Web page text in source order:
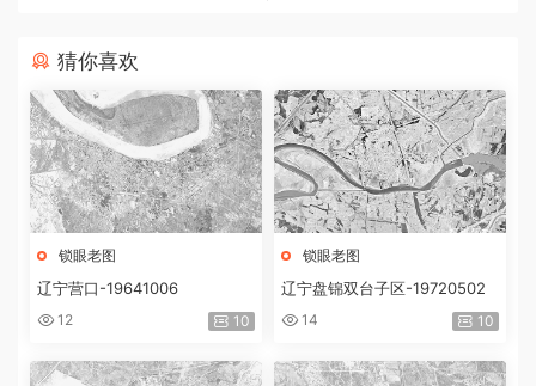
猜你喜欢
锁眼老图
辽宁营口-19641006
12 10
锁眼老图
辽宁盘锦双台子区-19720502
14 10